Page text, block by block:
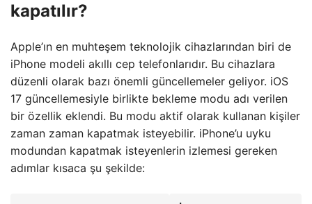
kapatılır?
Apple’ın en muhteşem teknolojik cihazlarından biri de
iPhone modeli akıllı cep telefonlarıdır. Bu cihazlara
düzenli olarak bazı önemli güncellemeler geliyor. iOS
17 güncellemesiyle birlikte bekleme modu adı verilen
bir özellik eklendi. Bu modu aktif olarak kullanan kişiler
zaman zaman kapatmak isteyebilir. iPhone’u uyku
modundan kapatmak isteyenlerin izlemesi gereken
adımlar kısaca şu şekilde: